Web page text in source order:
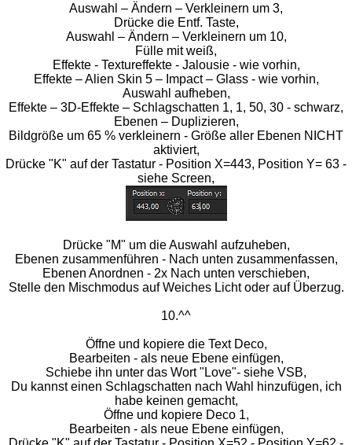
Auswahl – Ändern – Verkleinern um 3,
Drücke die Entf. Taste,
Auswahl – Ändern – Verkleinern um 10,
Fülle mit weiß,
Effekte - Textureffekte - Jalousie - wie vorhin,
Effekte – Alien Skin 5 – Impact – Glass - wie vorhin,
Auswahl aufheben,
Effekte – 3D-Effekte – Schlagschatten 1, 1, 50, 30 - schwarz,
Ebenen – Duplizieren,
Bildgröße um 65 % verkleinern - Größe aller Ebenen NICHT
aktiviert,
Drücke "K" auf der Tastatur - Position X=443, Position Y= 63 -
siehe Screen,
Drücke "M" um die Auswahl aufzuheben,
Ebenen zusammenführen - Nach unten zusammenfassen,
Ebenen Anordnen - 2x Nach unten verschieben,
Stelle den Mischmodus auf Weiches Licht oder auf Überzug.
10.^^
Öffne und kopiere die Text Deco,
Bearbeiten - als neue Ebene einfügen,
Schiebe ihn unter das Wort "Love"- siehe VSB,
Du kannst einen Schlagschatten nach Wahl hinzufügen, ich
habe keinen gemacht,
Öffne und kopiere Deco 1,
Bearbeiten - als neue Ebene einfügen,